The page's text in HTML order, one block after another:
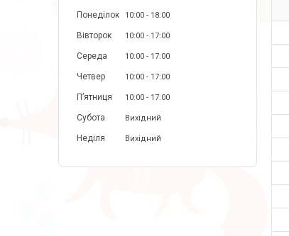
Понеділок 10:00 18:00
Вівторок 10:00 17:00
Середа 10:00 17:00
Четвер 10:00 17:00
Пʼятниця 10:00 17:00
Субота Вихідний
Неділя Вихідний